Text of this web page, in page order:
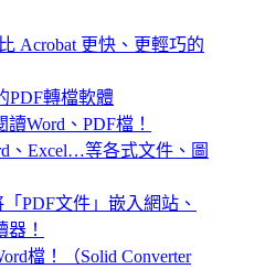
Acrobat 更快、更輕巧的
PDF轉檔軟體
Word、PDF檔！
、Excel…等各式文件、圖
PDF文件」嵌入網站、
！
檔！（Solid Converter